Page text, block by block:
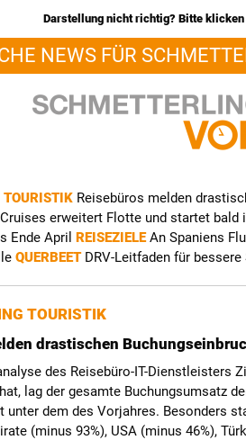
Darstellung nicht richtig? Bitte klicken
NEWS FÜR
TOURISTIK Reisebüros melden
erweitert Flotte und startet bald
Ende April REISEZIELEAn Spaniens
QUERBEET DRV-Leitfaden für
TOURISTIK
drastischen
des Reisebüro-IT-Dienstleisters
lag der gesamte Buchungsumsatz
unter dem des Vorjahres. Besonders
(minus 93%), USA (minus 46%),